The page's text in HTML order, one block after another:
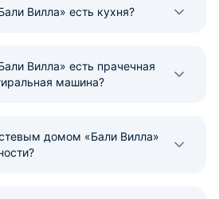
Вилла» есть кухня?
Вилла» есть прачечная
машина?
домом «Бали Вилла»